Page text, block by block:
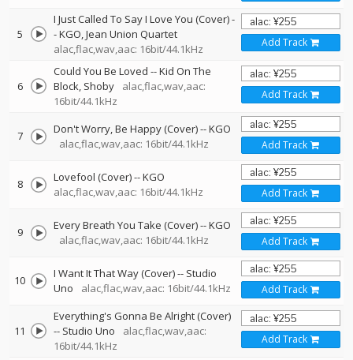
5
I Just Called To Say I Love You (Cover)-
-KGO Jean Union Quartet
alac,flac,wav,aac: 16bit/44.1kHz
Add Track
6
Could You Be Loved --Kid On The
Block Shoby
alac,flac,wav,aac:
16bit/44.1kHz
Add Track
7 Don't Worry, Be Happy (Cover)--KGO
alac,flac,wav,aac: 16bit/44.1kHz
Add Track
8 Lovefool (Cover)--KGO
alac,flac,wav,aac: 16bit/44.1kHz
Add Track
9 Every Breath You Take (Cover)--KGO
alac,flac,wav,aac: 16bit/44.1kHz
Add Track
10 I Want It That Way (Cover)-- Studio
Uno
alac,flac,wav,aac: 16bit/44.1kHz Add Track
11
Everything's Gonna Be Alright (Cover)
-- Studio Uno
alac,flac,wav,aac:
16bit/44.1kHz
Add Track